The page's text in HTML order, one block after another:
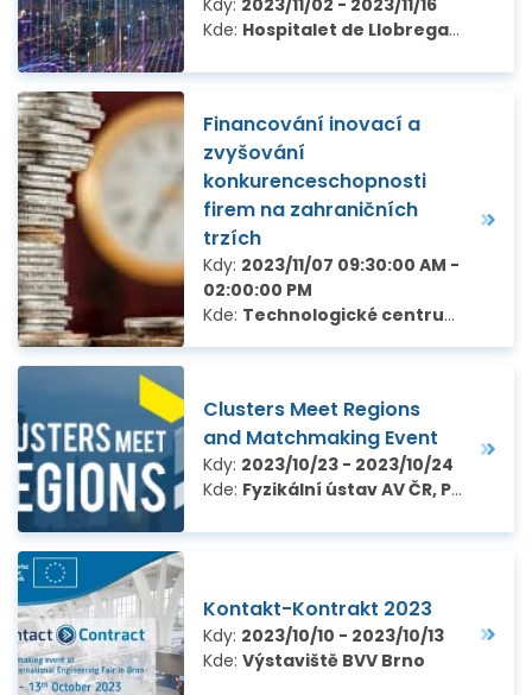
Kdy: 2023/11/02 - 2023/11/16
Kde: Hospitalet de Llobregat, Španělsko
Financování inovací a
zvyšování
konkurenceschopnosti
firem na zahraničních
trzích
Kdy: 2023/11/07 09:30:00 AM -
02:00:00 PM
Kde: Technologické centrum Praha, Ve Struhách 27, Praha 6
Clusters Meet Regions
and Matchmaking Event
Kdy: 2023/10/23 - 2023/10/24
Kde: Fyzikální ústav AV ČR, Praha
Kontakt-Kontrakt 2023
Kdy: 2023/10/10 - 2023/10/13
Kde: Výstaviště BVV Brno